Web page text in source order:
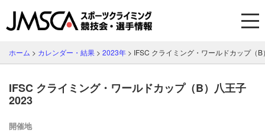
ホーム > カレンダー・結果 > 2023年 > IFSC クライミング・ワールドカップ（
IFSC クライミング・ワールドカップ（B）八王子
2023
開催地